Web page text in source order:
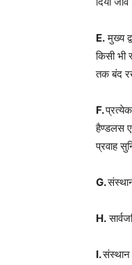
E.मुख्य
किसी भी
तक बंद
F.
हैण्डलस
प्रवाह
G.
H.
I.संस्थान